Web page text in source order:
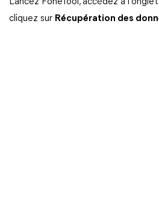
cliquez sur Récupération des